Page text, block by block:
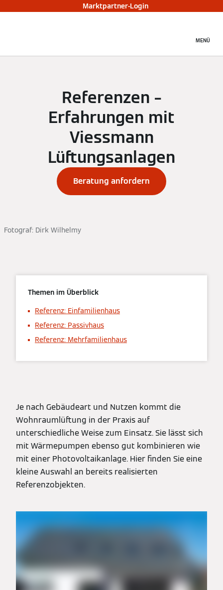
Marktpartner-Login
MENÜ
Referenzen –
Erfahrungen mit
Viessmann
Lüftungsanlagen
Beratung anfordern
Fotograf: Dirk Wilhelmy
Themen im Überblick
Referenz: Einfamilienhaus
Referenz: Passivhaus
Referenz: Mehrfamilienhaus
Je nach Gebäudeart und Nutzen kommt die
Wohnraumlüftung in der Praxis auf
unterschiedliche Weise zum Einsatz. Sie lässt sich
mit Wärmepumpen ebenso gut kombinieren wie
mit einer Photovoltaikanlage. Hier finden Sie eine
kleine Auswahl an bereits realisierten
Referenzobjekten.